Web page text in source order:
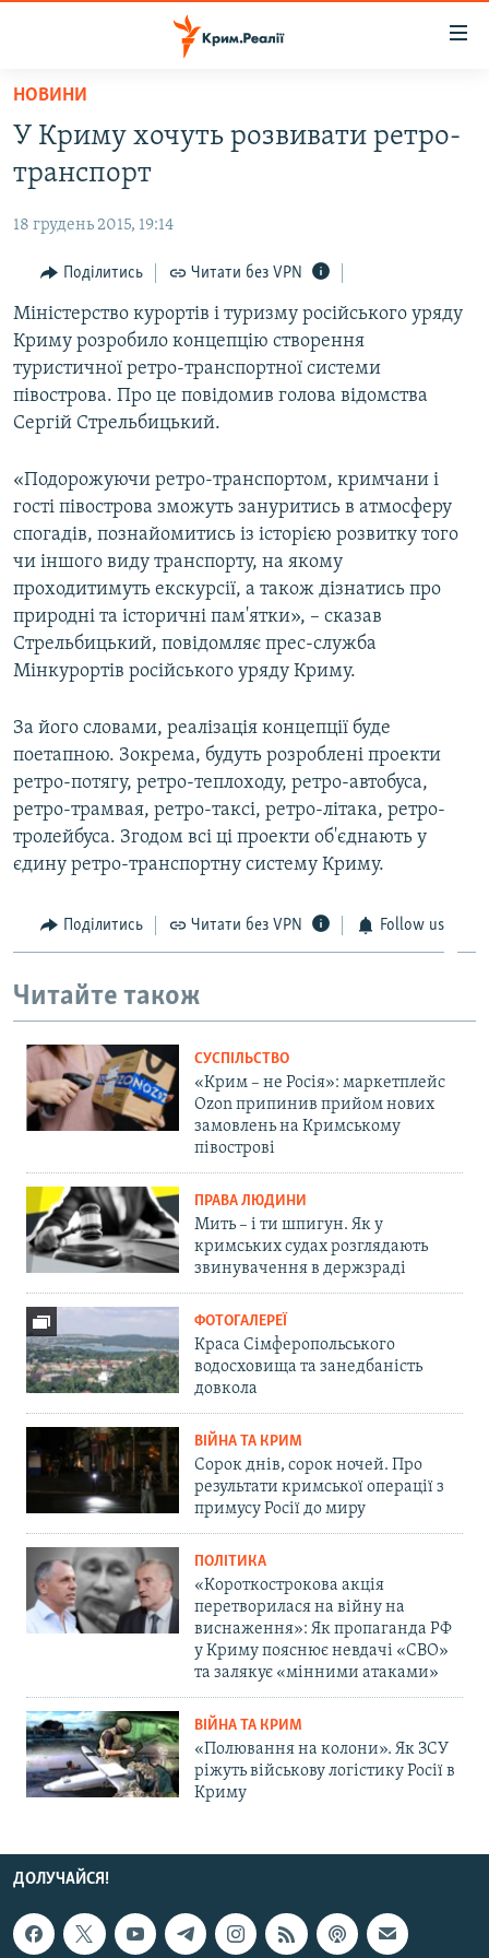
Перейти
основного
матеріалу
Перейти
до
навігації
Перейти
до
пошуку
ВОДА.КРИМ
ВІДЕО ТА ФОТО
ПОЛІТИКА
БЛОГИ
ПОГЛЯД
ІНТЕРВ'Ю
ВСЕ ЗА ДЕНЬ
СПЕЦПРОЕКТИ
ВІДЕОУРОКИ «ELIFBE»
УКРАЇНСЬКА ПРОБЛЕМА КРИМУ
ІНФОГРАФІКА
ЯК ОБІЙТИ БЛОКУВАННЯ
Русский
Qırımtatar
ДОЛУЧАЙСЯ!
Усі сайти RFE/RL
НОВИНИ
У Криму хочуть розвивати ретро-
транспорт
18 грудень 2015, 19:14
Поділитись Читати без VPN
Міністерство курортів і туризму російського уряду
Криму розробило концепцію створення
туристичної ретро-транспортної системи
півострова. Про це повідомив голова відомства
Сергій Стрельбицький.
«Подорожуючи ретро-транспортом, кримчани і
гості півострова зможуть зануритись в атмосферу
спогадів, познайомитись із історією розвитку того
чи іншого виду транспорту, на якому
проходитимуть екскурсії, а також дізнатись про
природні та історичні пам'ятки», – сказав
Стрельбицький, повідомляє прес-служба
Мінкурортів російського уряду Криму.
За його словами, реалізація концепції буде
поетапною. Зокрема, будуть розроблені проекти
ретро-потягу, ретро-теплоходу, ретро-автобуса,
ретро-трамвая, ретро-таксі, ретро-літака, ретро-
тролейбуса. Згодом всі ці проекти об'єднають у
єдину ретро-транспортну систему Криму.
Поділитись Читати без VPN Follow us
Читайте також
СУСПІЛЬСТВО
«Крим – не Росія»: маркетплейс
Ozon припинив прийом нових
замовлень на Кримському
півострові
ПРАВА ЛЮДИНИ
Мить – і ти шпигун. Як у
кримських судах розглядають
звинувачення в держзраді
ФОТОГАЛЕРЕЇ
Краса Сімферопольського
водосховища та занедбаність
довкола
ВІЙНА ТА КРИМ
Сорок днів, сорок ночей. Про
результати кримської операції з
примусу Росії до миру
ПОЛІТИКА
«Короткострокова акція
перетворилася на війну на
виснаження»: Як пропаганда РФ
у Криму пояснює невдачі «СВО»
та залякує «мінними атаками»
ВІЙНА ТА КРИМ
«Полювання на колони». Як ЗСУ
ріжуть військову логістику Росії в
Криму
ДОЛУЧАЙСЯ!